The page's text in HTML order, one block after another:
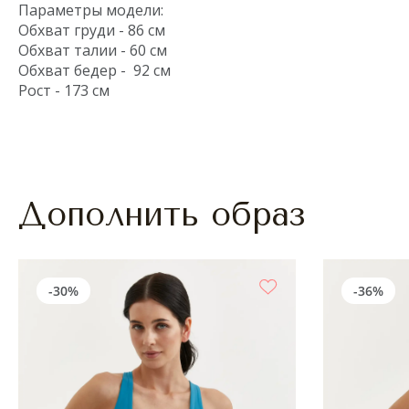
Параметры модели:
Обхват груди - 86 см
Обхват талии - 60 см
Обхват бедер - 92 см
Рост - 173 см
Дополнить образ
-30% -36%